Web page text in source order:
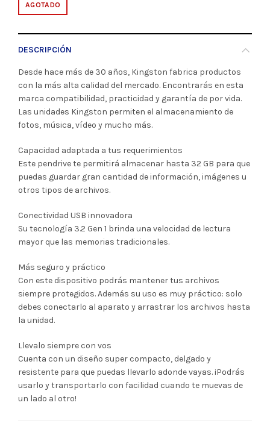
AGOTADO
DESCRIPCIÓN
Desde hace más de 30 años, Kingston fabrica productos
con la más alta calidad del mercado. Encontrarás en esta
marca compatibilidad, practicidad y garantía de por vida.
Las unidades Kingston permiten el almacenamiento de
fotos, música, vídeo y mucho más.
Capacidad adaptada a tus requerimientos
Este pendrive te permitirá almacenar hasta 32 GB para que
puedas guardar gran cantidad de información, imágenes u
otros tipos de archivos.
Conectividad USB innovadora
Su tecnología 3.2 Gen 1 brinda una velocidad de lectura
mayor que las memorias tradicionales.
Más seguro y práctico
Con este dispositivo podrás mantener tus archivos
siempre protegidos. Además su uso es muy práctico: solo
debes conectarlo al aparato y arrastrar los archivos hasta
la unidad.
Llevalo siempre con vos
Cuenta con un diseño super compacto, delgado y
resistente para que puedas llevarlo adonde vayas. ¡Podrás
usarlo y transportarlo con facilidad cuando te muevas de
un lado al otro!